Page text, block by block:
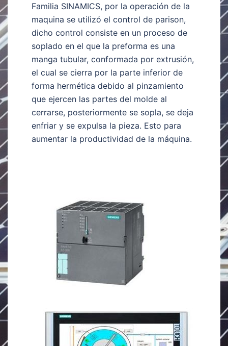
Familia SINAMICS, por la operación de la
maquina se utilizó el control de parison,
dicho control consiste en un proceso de
soplado en el que la preforma es una
manga tubular, conformada por extrusión,
el cual se cierra por la parte inferior de
forma hermética debido al pinzamiento
que ejercen las partes del molde al
cerrarse, posteriormente se sopla, se deja
enfriar y se expulsa la pieza. Esto para
aumentar la productividad de la máquina.